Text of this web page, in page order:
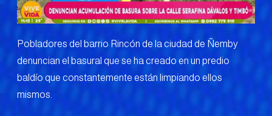
Pobladores del barrio Rincón de la ciudad de Ñemby
denuncian el basural que se ha creado en un predio
baldío que constantemente están limpiando ellos
mismos.